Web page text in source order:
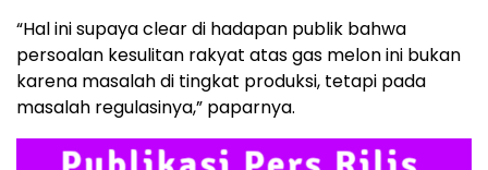
“Hal ini supaya clear di hadapan publik bahwa
persoalan kesulitan rakyat atas gas melon ini bukan
karena masalah di tingkat produksi, tetapi pada
masalah regulasinya,” paparnya.